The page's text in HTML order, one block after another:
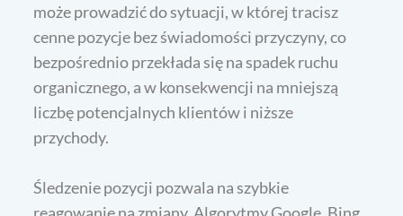
może prowadzić do sytuacji, w której tracisz
cenne pozycje bez świadomości przyczyny, co
bezpośrednio przekłada się na spadek ruchu
organicznego, a w konsekwencji na mniejszą
liczbę potencjalnych klientów i niższe
przychody.
Śledzenie pozycji pozwala na szybkie
reagowanie na zmiany. Algorytmy Google, Bing